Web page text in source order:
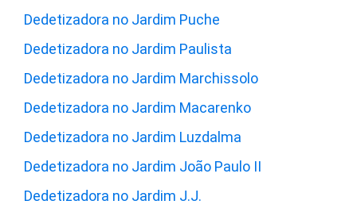
Dedetizadora no Jardim Puche
Dedetizadora no Jardim Paulista
Dedetizadora no Jardim Marchissolo
Dedetizadora no Jardim Macarenko
Dedetizadora no Jardim Luzdalma
Dedetizadora no Jardim João Paulo II
Dedetizadora no Jardim J.J.